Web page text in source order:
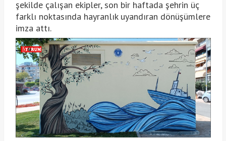
şekilde çalışan ekipler, son bir haftada şehrin üç
farklı noktasında hayranlık uyandıran dönüşümlere
imza attı.